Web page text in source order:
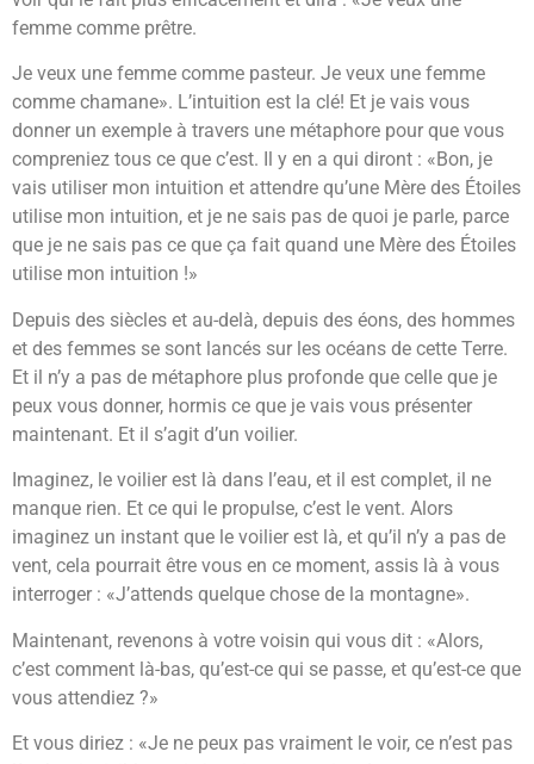
femme comme prêtre.
Je veux une femme comme pasteur. Je veux une femme
comme chamane». L’intuition est la clé! Et je vais vous
donner un exemple à travers une métaphore pour que vous
compreniez tous ce que c’est. Il y en a qui diront : «Bon, je
vais utiliser mon intuition et attendre qu’une Mère des Étoiles
utilise mon intuition, et je ne sais pas de quoi je parle, parce
que je ne sais pas ce que ça fait quand une Mère des Étoiles
utilise mon intuition !»
Depuis des siècles et au-delà, depuis des éons, des hommes
et des femmes se sont lancés sur les océans de cette Terre.
Et il n’y a pas de métaphore plus profonde que celle que je
peux vous donner, hormis ce que je vais vous présenter
maintenant. Et il s’agit d’un voilier.
Imaginez, le voilier est là dans l’eau, et il est complet, il ne
manque rien. Et ce qui le propulse, c’est le vent. Alors
imaginez un instant que le voilier est là, et qu’il n’y a pas de
vent, cela pourrait être vous en ce moment, assis là à vous
interroger : «J’attends quelque chose de la montagne».
Maintenant, revenons à votre voisin qui vous dit : «Alors,
c’est comment là-bas, qu’est-ce qui se passe, et qu’est-ce que
vous attendiez ?»
Et vous diriez : «Je ne peux pas vraiment le voir, ce n’est pas